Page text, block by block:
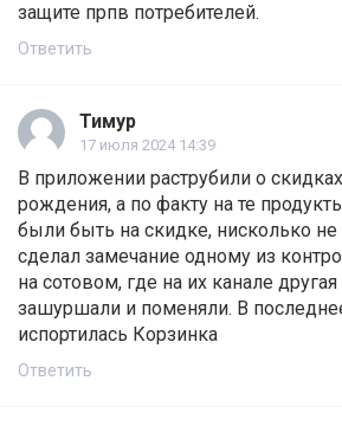
защите прпв потребителей.
Ответить
Тимур
17 июля 2024 14:39
В приложении раструбили о
рождения, а по факту на те
были быть на скидке, нисколько
сделал замечание одному из
на сотовом, где на их канале
зашуршали и поменяли. В
испортилась Корзинка
Ответить